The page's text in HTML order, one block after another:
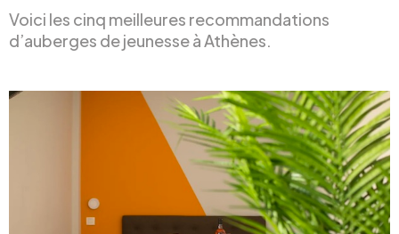
Voici les cinq meilleures recommandations
d’auberges de jeunesse à Athènes.